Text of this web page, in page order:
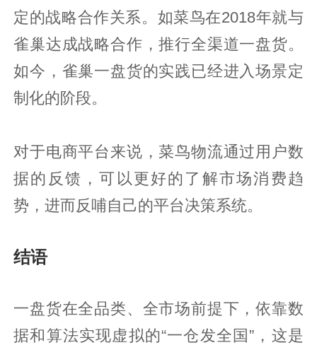
定的战略合作关系。如菜鸟在2018年就与
雀巢达成战略合作，推行全渠道一盘货。
如今，雀巢一盘货的实践已经进入场景定
制化的阶段。
对于电商平台来说，菜鸟物流通过用户数
据的反馈，可以更好的了解市场消费趋
势，进而反哺自己的平台决策系统。
结语
一盘货在全品类、全市场前提下，依靠数
据和算法实现虚拟的“一仓发全国”，这是